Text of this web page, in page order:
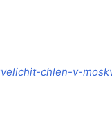
chlen-v-